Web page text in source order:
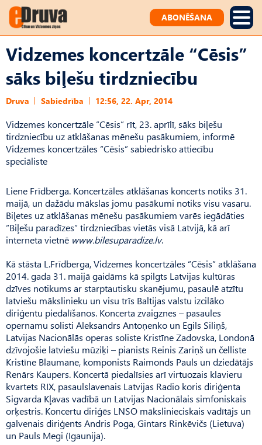
ABONĒŠANA
Vidzemes koncertzāle “Cēsis”
sāks biļešu tirdzniecību
Druva Sabiedrība 12:56, 22. Apr, 2014
Vidzemes koncertzāle “Cēsis” rīt, 23. aprīlī, sāks biļešu
tirdzniecību uz atklāšanas mēnešu pasākumiem, informē
Vidzemes koncertzāles “Cēsis” sabiedrisko attiecību
speciāliste
Liene Frīdberga. Koncertzāles atklāšanas koncerts notiks 31.
maijā, un dažādu mākslas jomu pasākumi notiks visu vasaru.
Biļetes uz atklāšanas mēnešu pasākumiem varēs iegādāties
“Biļešu paradīzes” tirdzniecības vietās visā Latvijā, kā arī
interneta vietnē www.bilesuparadize.lv.
Kā stāsta L.Frīdberga, Vidzemes koncertzāles “Cēsis” atklāšana
2014. gada 31. maijā gaidāms kā spilgts Latvijas kultūras
dzīves notikums ar starptautisku skanējumu, pasaulē atzītu
latviešu mākslinieku un visu trīs Baltijas valstu izcilāko
diriģentu piedalīšanos. Koncerta zvaigznes – pasaules
opernamu solisti Aleksandrs Antoņenko un Egils Siliņš,
Latvijas Nacionālās operas soliste Kristīne Zadovska, Londonā
dzīvojošie latviešu mūziķi – pianists Reinis Zariņš un čelliste
Kristīne Blaumane, komponists Raimonds Pauls un dziedātājs
Renārs Kaupers. Koncertā piedalīsies arī virtuozais klavieru
kvartets RIX, pasaulslavenais Latvijas Radio koris diriģenta
Sigvarda Kļavas vadībā un Latvijas Nacionālais simfoniskais
orķestris. Koncertu diriģēs LNSO mākslinieciskais vadītājs un
galvenais diriģents Andris Poga, Gintars Rinkēvičs (Lietuva)
un Pauls Megi (Igaunija).